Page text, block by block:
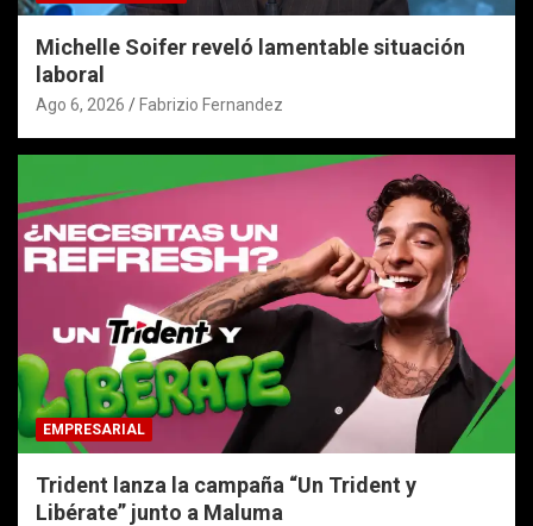
Michelle Soifer reveló lamentable situación
laboral
Ago 6, 2026 Fabrizio Fernandez
EMPRESARIAL
Trident lanza la campaña “Un Trident y
Libérate” junto a Maluma